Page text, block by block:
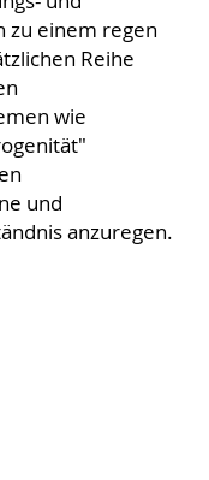
zu einem regen
Reihe
wie
und
anzuregen.